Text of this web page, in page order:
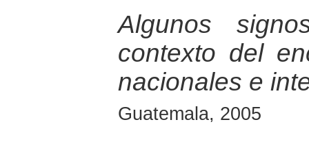
Algunos
contexto del
nacionales e
Guatemala, 2005